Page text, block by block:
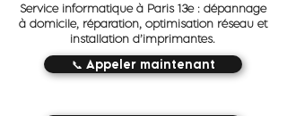
Service informatique à Paris 13e : dépannage
à domicile, réparation, optimisation réseau et
installation d’imprimantes.
📞 Appeler maintenant